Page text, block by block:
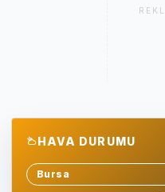
HAVA DURUMU
Sehir sec